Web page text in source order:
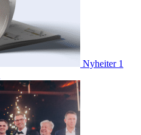
Nyheiter 1